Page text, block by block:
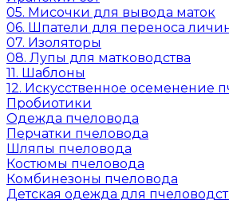
05. Мисочки для вывода маток
06. Шпатели для переноса
07. Изоляторы
08. Лупы для матководства
11. Шаблоны
12. Искусственное осеменение
Пробиотики
Одежда пчеловода
Перчатки пчеловода
Шляпы пчеловода
Костюмы пчеловода
Комбинезоны пчеловода
Детская одежда для